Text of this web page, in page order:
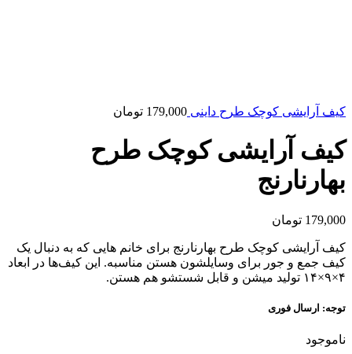
کیف آرایشی کوچک طرح داینی 179,000 تومان
کیف آرایشی کوچک طرح
بهارنارنج
179,000 تومان
کیف آرایشی کوچک طرح بهارنارنج برای خانم هایی که به دنبال یک
کیف جمع و جور برای وسایلشون هستن مناسبه. این کیف‌ها در ابعاد
۴×۹×۱۴ تولید میشن و قابل شستشو هم هستن.
توجه: ارسال فوری
ناموجود